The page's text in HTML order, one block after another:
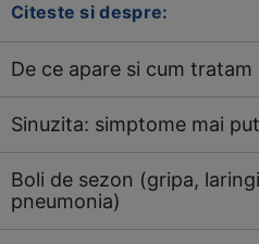
Citeste si despre:
De ce apare si cum tratam
Sinuzita: simptome mai
Boli de sezon (gripa,
pneumonia)